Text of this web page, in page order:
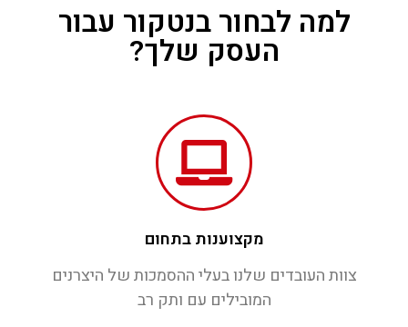
למה לבחור בנטקור עבור
העסק שלך?
מקצוענות בתחום
צוות העובדים שלנו בעלי ההסמכות של היצרנים
המובילים עם ותק רב